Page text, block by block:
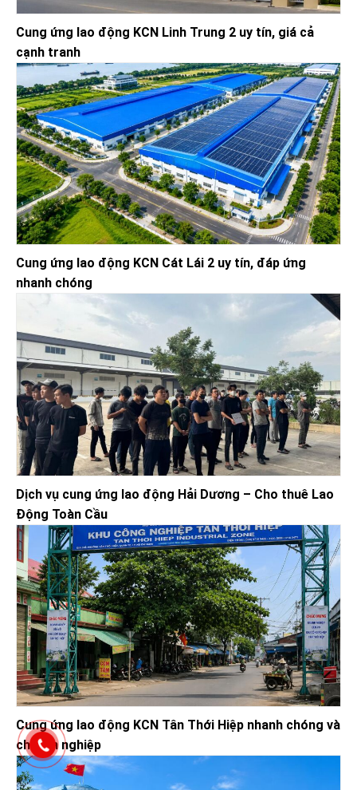
Cung ứng lao động KCN Linh Trung 2 uy tín, giá cả
cạnh tranh
Cung ứng lao động KCN Cát Lái 2 uy tín, đáp ứng
nhanh chóng
Dịch vụ cung ứng lao động Hải Dương – Cho thuê Lao
Động Toàn Cầu
Cung ứng lao động KCN Tân Thới Hiệp nhanh chóng và
chuyên nghiệp